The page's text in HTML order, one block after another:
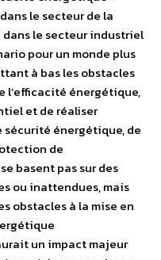
le secteur de la
le secteur industriel
pour un monde plus
à bas les obstacles
l’efficacité énergétique,
et de réaliser
sécurité énergétique, de
de
basent pas sur des
ou inattendues, mais
obstacles à la mise en
un impact majeur